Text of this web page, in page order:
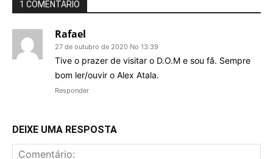
1 COMENTÁRIO
Rafael
27 de outubro de 2020 No 13:39
Tive o prazer de visitar o D.O.M e sou fã. Sempre
bom ler/ouvir o Alex Atala.
Responder
DEIXE UMA RESPOSTA